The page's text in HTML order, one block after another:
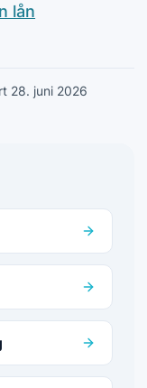
lån
28. juni 2026